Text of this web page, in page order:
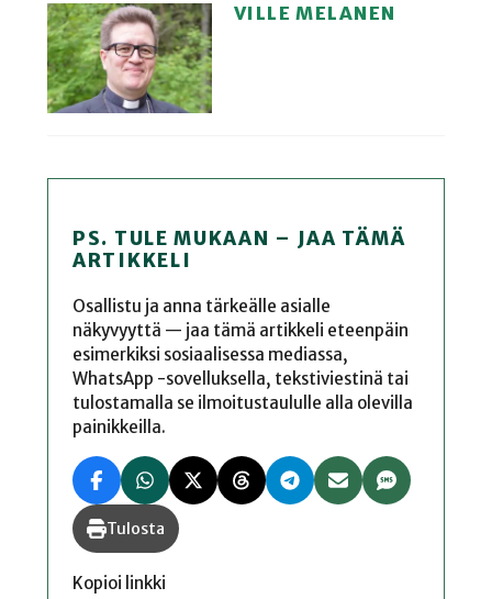
VILLE MELANEN
PS. TULE MUKAAN – JAA TÄMÄ
ARTIKKELI
Osallistu ja anna tärkeälle asialle
näkyvyyttä — jaa tämä artikkeli eteenpäin
esimerkiksi sosiaalisessa mediassa,
WhatsApp -sovelluksella, tekstiviestinä tai
tulostamalla se ilmoitustaululle alla olevilla
painikkeilla.
Tulosta
Kopioi linkki